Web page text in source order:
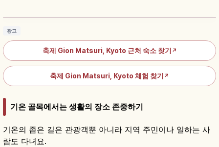
광고
축제 Gion Matsuri, Kyoto 근처 숙소 찾기 ↗
축제 Gion Matsuri, Kyoto 체험 찾기 ↗
기온 골목에서는 생활의 장소 존중하기
기온의 좁은 길은 관광객뿐 아니라 지역 주민이나 일하는 사
람도 다녀요.